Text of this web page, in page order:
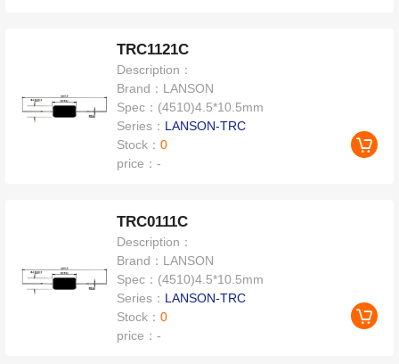
TRC1121C
Description：
Brand： LANSON
Spec： (4510)4.5*10.5mm
Series： LANSON-TRC
Stock：0
price：-
TRC0111C
Description：
Brand： LANSON
Spec： (4510)4.5*10.5mm
Series： LANSON-TRC
Stock：0
price：-